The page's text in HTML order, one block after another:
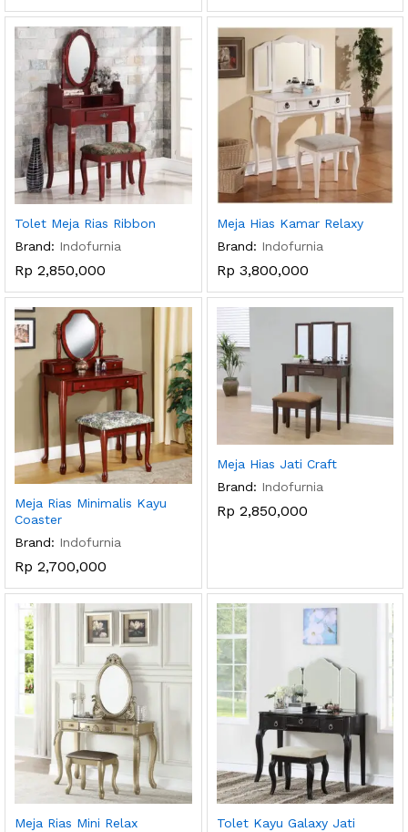
Tolet Meja Rias Ribbon
Brand: Indofurnia
Rp 2,850,000
Meja Hias Kamar Relaxy
Brand: Indofurnia
Rp 3,800,000
Meja Rias Minimalis Kayu
Coaster
Brand: Indofurnia
Rp 2,700,000
Meja Hias Jati Craft
Brand: Indofurnia
Rp 2,850,000
Meja Rias Mini Relax
Tolet Kayu Galaxy Jati